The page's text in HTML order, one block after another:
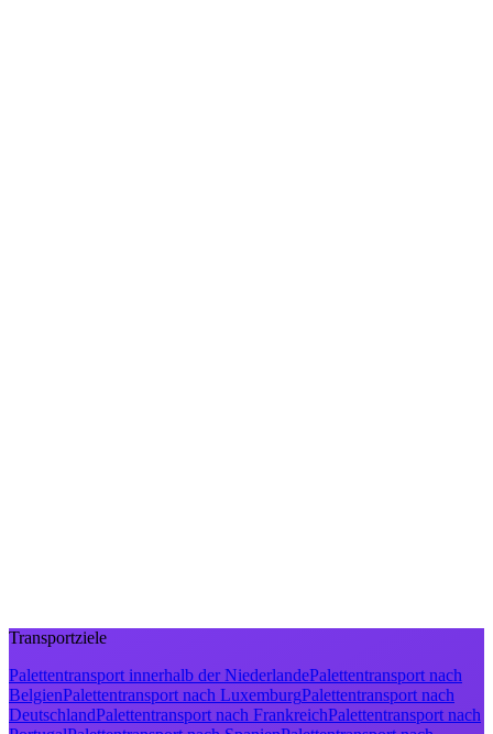
Transportziele
Palettentransport innerhalb der NiederlandePalettentransport nach
BelgienPalettentransport nach LuxemburgPalettentransport nach
DeutschlandPalettentransport nach FrankreichPalettentransport nach